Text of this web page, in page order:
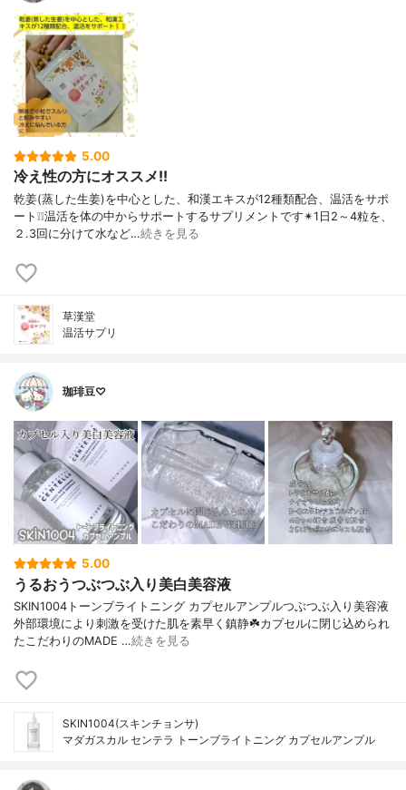
5.00
冷え性の方にオススメ!!
乾姜(蒸した生姜)を中心とした、和漢エキスが12種類配合、温活をサポ
ート❕❕温活を体の中からサポートするサプリメントです✴1日2～4粒を、
２.3回に分けて水など…続きを見る
草漢堂
温活サプリ
珈琲豆♡
5.00
うるおうつぶつぶ入り美白美容液
SKIN1004トーンブライトニング カプセルアンプルつぶつぶ入り美容液
外部環境により刺激を受けた肌を素早く鎮静☘️カプセルに閉じ込められ
たこだわりのMADE …続きを見る
SKIN1004(スキンチョンサ)
マダガスカル センテラ トーンブライトニング カプセルアンプル